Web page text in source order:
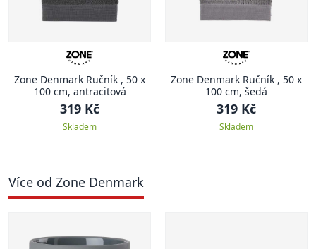
Zone Denmark Ručník , 50 x
100 cm, antracitová
319 Kč
Skladem
Zone Denmark Ručník , 50 x
100 cm, šedá
319 Kč
Skladem
Více od Zone Denmark